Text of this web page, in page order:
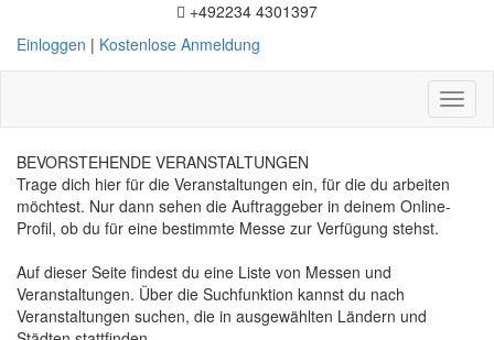
+492234 4301397
Einloggen | Kostenlose Anmeldung
BEVORSTEHENDE VERANSTALTUNGEN
Trage dich hier für die Veranstaltungen ein, für die du arbeiten
möchtest. Nur dann sehen die Auftraggeber in deinem Online-
Profil, ob du für eine bestimmte Messe zur Verfügung stehst.
Auf dieser Seite findest du eine Liste von Messen und
Veranstaltungen. Über die Suchfunktion kannst du nach
Veranstaltungen suchen, die in ausgewählten Ländern und